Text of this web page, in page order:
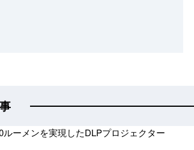
ーメンを実現したDLPプロジェクター